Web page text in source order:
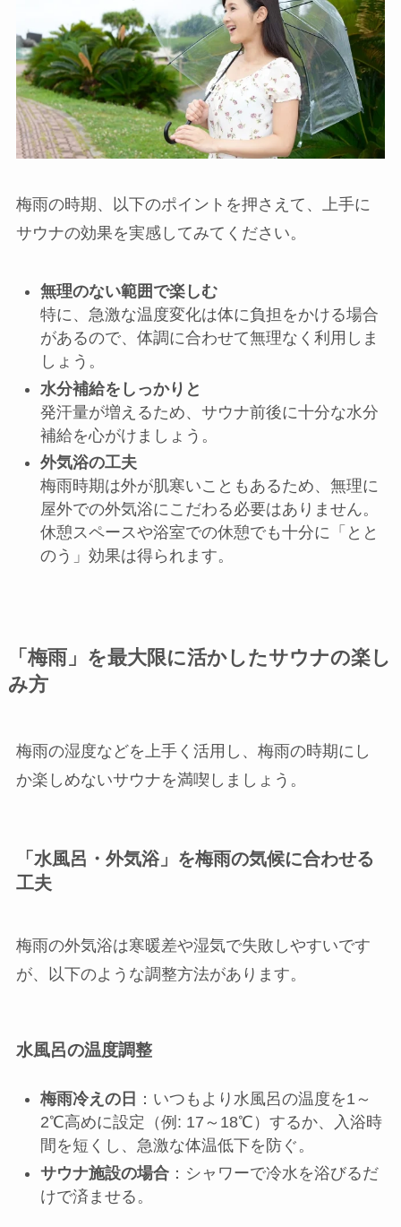
梅雨の時期、以下のポイントを押さえて、上手に
サウナの効果を実感してみてください。
無理のない範囲で楽しむ
特に、急激な温度変化は体に負担をかける場合
があるので、体調に合わせて無理なく利用しま
しょう。
水分補給をしっかりと
発汗量が増えるため、サウナ前後に十分な水分
補給を心がけましょう。
外気浴の工夫
梅雨時期は外が肌寒いこともあるため、無理に
屋外での外気浴にこだわる必要はありません。
休憩スペースや浴室での休憩でも十分に「とと
のう」効果は得られます。
「梅雨」を最大限に活かしたサウナの楽し
み方
梅雨の湿度などを上手く活用し、梅雨の時期にし
か楽しめないサウナを満喫しましょう。
「水風呂・外気浴」を梅雨の気候に合わせる
工夫
梅雨の外気浴は寒暖差や湿気で失敗しやすいです
が、以下のような調整方法があります。
水風呂の温度調整
梅雨冷えの日 ：いつもより水風呂の温度を1～
2℃高めに設定（例: 17～18℃）するか、入浴時
間を短くし、急激な体温低下を防ぐ。
サウナ施設の場合：シャワーで冷水を浴びるだ
けで済ませる。